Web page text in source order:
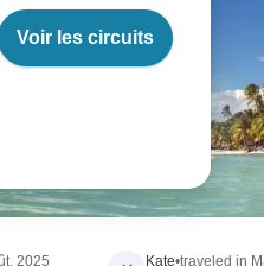
Voir les circuits
2025 Kate•traveled in